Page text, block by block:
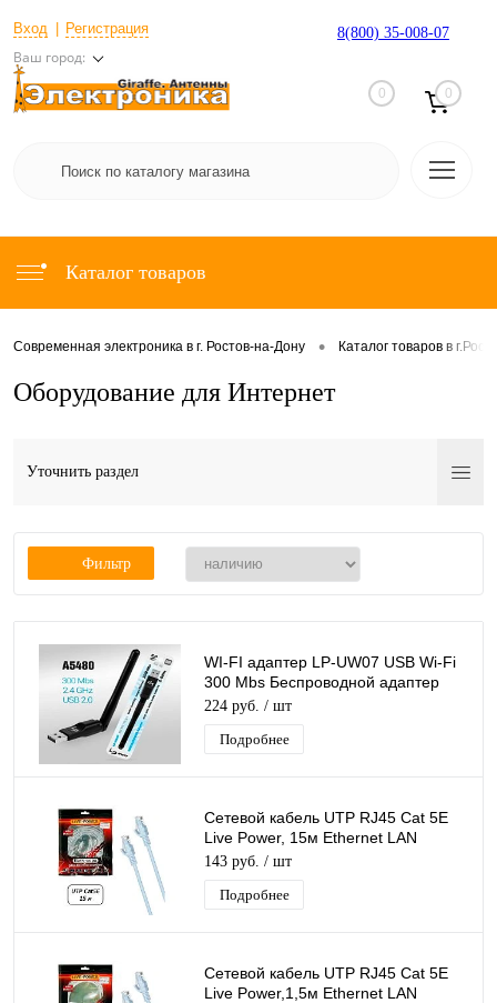
Вход Регистрация
Ваш город:
8(800) 35-008-07
0 0
Каталог товаров
Современная электроника в г. Ростов-на-Дону • Каталог товаров в
Оборудование для Интернет
Уточнить раздел
Фильтр
WI-FI адаптер LP-UW07 USB Wi-Fi
300 Mbs Беспроводной адаптер
Донгл с антенной MTK7601
224 руб. / шт
Подробнее
Сетевой кабель UTP RJ45 Cat 5E
Live Power, 15м Ethernet LAN
кабель патчкорд 8-жильный шнур
RJ45-RJ45
143 руб. / шт
Подробнее
Сетевой кабель UTP RJ45 Cat 5E
Live Power,1,5м Ethernet LAN